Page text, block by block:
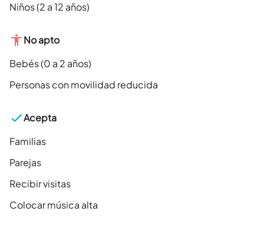
Niños (2 a 12 años)
No apto
Bebés (0 a 2 años)
Personas con movilidad reducida
Acepta
Familias
Parejas
Recibir visitas
Colocar música alta